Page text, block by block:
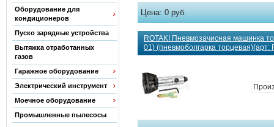
Оборудование для
кондиционеров
Пуско зарядные устройства
Вытяжка отработанных
газов
Гаражное оборудование
Электрический инструмент
Моечное оборудование
Промышленные пылесосы
Цена:0 руб.
ROTAKI Пневмозачисная машинка
01) (пневмоболгарка торцевая)(арт: